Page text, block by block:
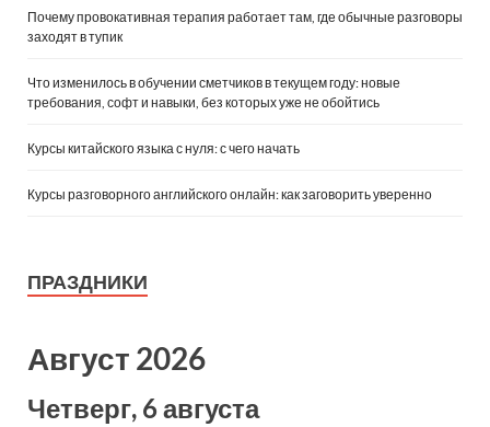
Почему провокативная терапия работает там, где обычные разговоры
заходят в тупик
Что изменилось в обучении сметчиков в текущем году: новые
требования, софт и навыки, без которых уже не обойтись
Курсы китайского языка с нуля: с чего начать
Курсы разговорного английского онлайн: как заговорить уверенно
ПРАЗДНИКИ
Август 2026
Четверг, 6 августа